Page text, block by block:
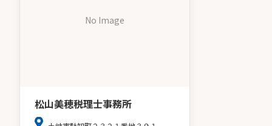
No Image
松山美穂税理士事務所